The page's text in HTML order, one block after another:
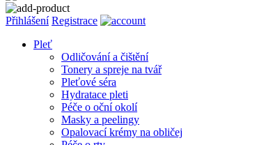
Přihlášení Registrace
Pleť
Odličování a čištění
Tonery a spreje na tvář
Pleťové séra
Hydratace pleti
Péče o oční okolí
Masky a peelingy
Opalovací krémy na obličej